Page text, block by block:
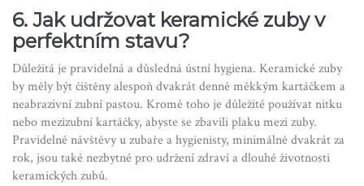
6. Jak udržovat keramické zuby v
perfektním stavu?
Důležitá je pravidelná a důsledná ústní hygiena. Keramické zuby
by měly být čištěny alespoň dvakrát denně měkkým kartáčkem a
neabrazivní zubní pastou. Kromě toho je důležité používat nitku
nebo mezizubní kartáčky, abyste se zbavili plaku mezi zuby.
Pravidelné návštěvy u zubaře a hygienisty, minimálně dvakrát za
rok, jsou také nezbytné pro udržení zdraví a dlouhé životnosti
keramických zubů.